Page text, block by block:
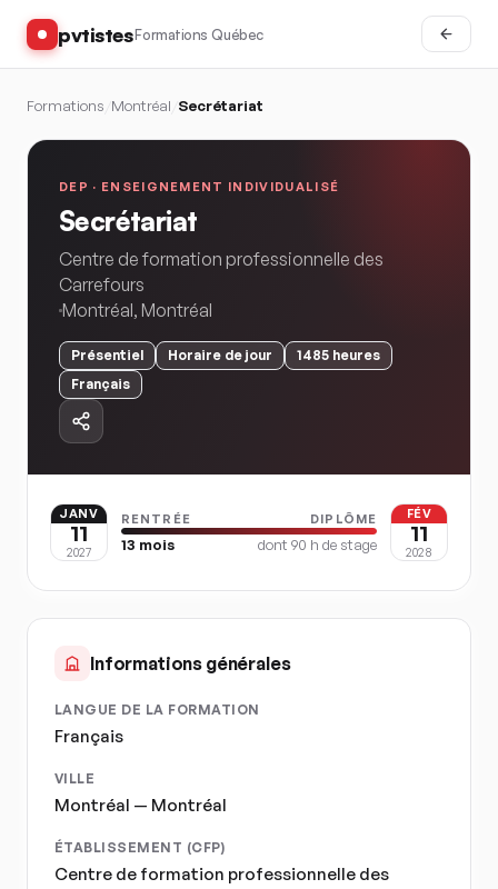
pvtistesFormations Québec
Formations Montréal Secrétariat
DEP · ENSEIGNEMENT INDIVIDUALISÉ
Secrétariat
Centre de formation professionnelle des
Carrefours
Montréal, Montréal
Présentiel Horaire de jour 1485 heures
Français
JANV
11
2027
RENTRÉE DIPLÔME
13 mois dont 90 h de stage
FÉV
11
2028
Informations générales
LANGUE DE LA FORMATION
Français
VILLE
Montréal — Montréal
ÉTABLISSEMENT (CFP)
Centre de formation professionnelle des